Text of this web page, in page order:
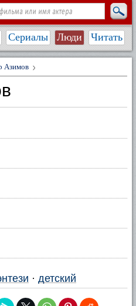
Сериалы Люди Читать
Азимов
· детский